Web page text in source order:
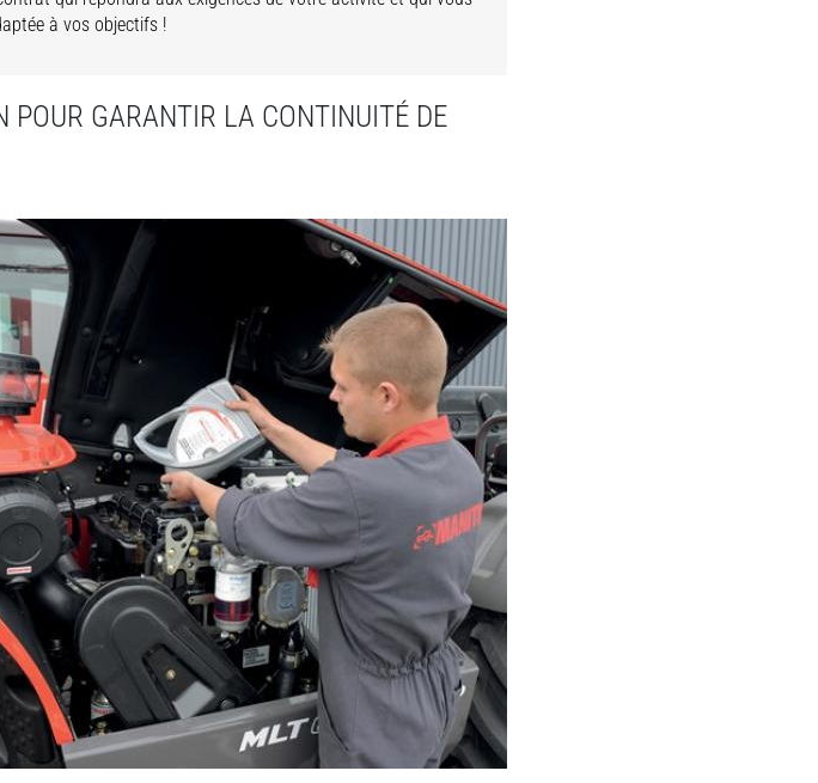
à vos objectifs !
POUR GARANTIR LA CONTINUITÉ DE